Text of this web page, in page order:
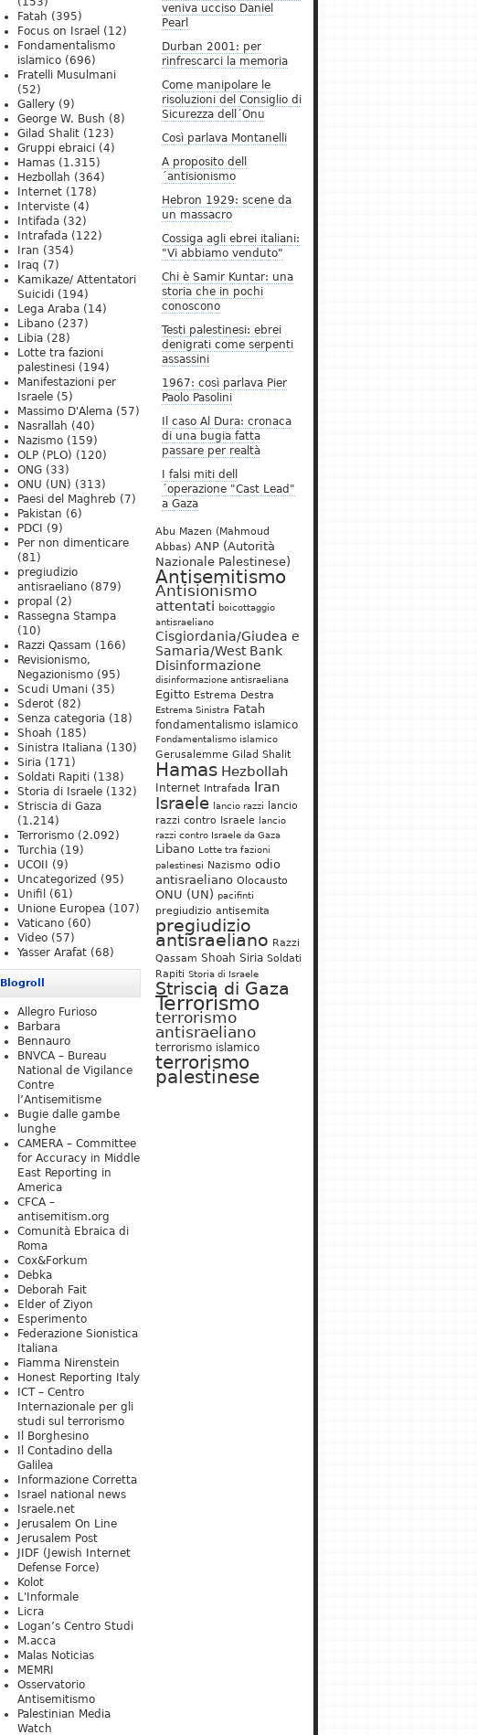
veniva ucciso Daniel
Pearl
Durban 2001: per
rinfrescarci la memoria
Come manipolare le
risoluzioni del Consiglio di
Sicurezza dell´Onu
Così parlava Montanelli
A proposito dell
´antisionismo
Hebron 1929: scene da
un massacro
Cossiga agli ebrei italiani:
"Vi abbiamo venduto"
Chi è Samir Kuntar: una
storia che in pochi
conoscono
Testi palestinesi: ebrei
denigrati come serpenti
assassini
1967: così parlava Pier
Paolo Pasolini
Il caso Al Dura: cronaca
di una bugia fatta
passare per realtà
I falsi miti dell
´operazione "Cast Lead"
a Gaza
Abu Mazen (Mahmoud
Abbas) ANP (Autorità
Nazionale Palestinese)
Antisemitismo
Antisionismo
attentati boicottaggio
antisraeliano
Cisgiordania/Giudea e
Samaria/West Bank
Disinformazione
disinformazione antisraeliana
Egitto Estrema Destra
Estrema Sinistra Fatah
fondamentalismo islamico
Fondamentalismo islamico
Gerusalemme Gilad Shalit
Hamas Hezbollah
Internet Intrafada Iran
Israele lancio razzi
lancio
razzi contro Israele lancio
razzi contro Israele da Gaza
Libano Lotte tra fazioni
palestinesi Nazismo odio
antisraeliano Olocausto
ONU (UN) pacifinti
pregiudizio antisemita
pregiudizio
antisraeliano Razzi
Qassam Shoah Siria Soldati
Rapiti Storia di Israele
Striscia di Gaza
Terrorismo
terrorismo
antisraeliano
terrorismo islamico
terrorismo
palestinese
Fatah (395)
Focus on Israel (12)
Fondamentalismo
islamico (696)
Fratelli Musulmani
(52)
Gallery (9)
George W. Bush (8)
Gilad Shalit (123)
Gruppi ebraici (4)
Hamas (1.315)
Hezbollah (364)
Internet (178)
Interviste (4)
Intifada (32)
Intrafada (122)
Iran (354)
Iraq (7)
Kamikaze/ Attentatori
Suicidi (194)
Lega Araba (14)
Libano (237)
Libia (28)
Lotte tra fazioni
palestinesi (194)
Manifestazioni per
Israele (5)
Massimo D'Alema (57)
Nasrallah (40)
Nazismo (159)
OLP (PLO) (120)
ONG (33)
ONU (UN) (313)
Paesi del Maghreb (7)
Pakistan (6)
PDCI
(9)
Per non dimenticare
(81)
pregiudizio
antisraeliano (879)
propal (2)
Rassegna Stampa
(10)
Razzi Qassam (166)
Revisionismo,
Negazionismo (95)
Scudi Umani (35)
Sderot (82)
Senza categoria (18)
Shoah (185)
Sinistra Italiana (130)
Siria (171)
Soldati Rapiti (138)
Storia di Israele (132)
Striscia di Gaza
(1.214)
Terrorismo (2.092)
Turchia (19)
UCOII
(9)
Uncategorized (95)
Unifil
(61)
Unione Europea (107)
Vaticano (60)
Video (57)
Yasser Arafat (68)
Blogroll
Allegro Furioso
Barbara
Bennauro
BNVCA – Bureau
National de Vigilance
Contre
l’Antisemitisme
Bugie dalle gambe
lunghe
CAMERA – Committee
for Accuracy in Middle
East Reporting in
America
CFCA –
antisemitism.org
Comunità Ebraica di
Roma
Cox&Forkum
Debka
Deborah Fait
Elder of Ziyon
Esperimento
Federazione Sionistica
Italiana
Fiamma Nirenstein
Honest Reporting Italy
ICT – Centro
Internazionale per gli
studi sul terrorismo
Il Borghesino
Il Contadino della
Galilea
Informazione Corretta
Israel national news
Israele.net
Jerusalem On Line
Jerusalem Post
JIDF (Jewish Internet
Defense Force)
Kolot
L'Informale
Licra
Logan’s Centro Studi
M.acca
Malas Noticias
MEMRI
Osservatorio
Antisemitismo
Palestinian Media
Watch